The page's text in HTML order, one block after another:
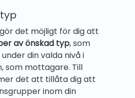
det möjligt för dig att
av önskad typ, som
din valda nivå i
som mottagare. Till
det att tillåta dig att
inom din